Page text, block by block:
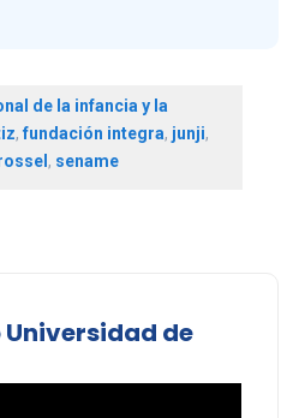
de la infancia y la
,fundación integra, junji,
, sename
Universidad de